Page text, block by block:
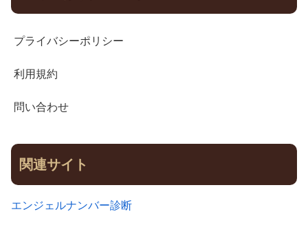
プライバシーポリシー
利用規約
問い合わせ
関連サイト
エンジェルナンバー診断